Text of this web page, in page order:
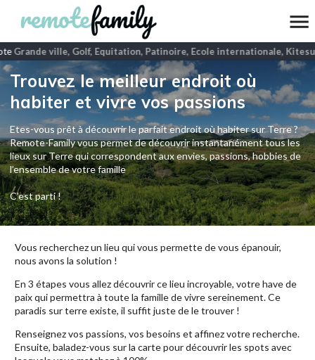
Grande ville, Golf, Equitation, Patinoire, Ecole internationale,
Trouvez le meilleur endroit où
habiter et vivre vos passions
Etes-vous prêt à découvrir le parfait endroit où habiter sur Terre ?
Remote-Family vous permet de découvrir instantanément tous les
lieux sur Terre qui correspondent aux envies, passions, hobbies de
l’ensemble de votre famille
C'est parti !
Vous recherchez un lieu qui vous permette de vous épanouir,
nous avons la solution !
En 3 étapes vous allez découvrir ce lieu incroyable, votre have de
paix qui permettra à toute la famille de vivre sereinement. Ce
paradis sur terre existe, il suffit juste de le trouver !
Renseignez vos passions, vos besoins et affinez votre recherche.
Ensuite, baladez-vous sur la carte pour découvrir les spots avec